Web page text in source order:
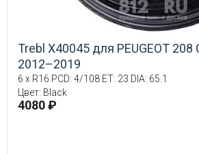
Trebl X40045 для PEUGEOT 208
2012–2019
6 x R16 PCD: 4/108 ET: 23 DIA: 65.1
Цвет: Black
4080 ₽